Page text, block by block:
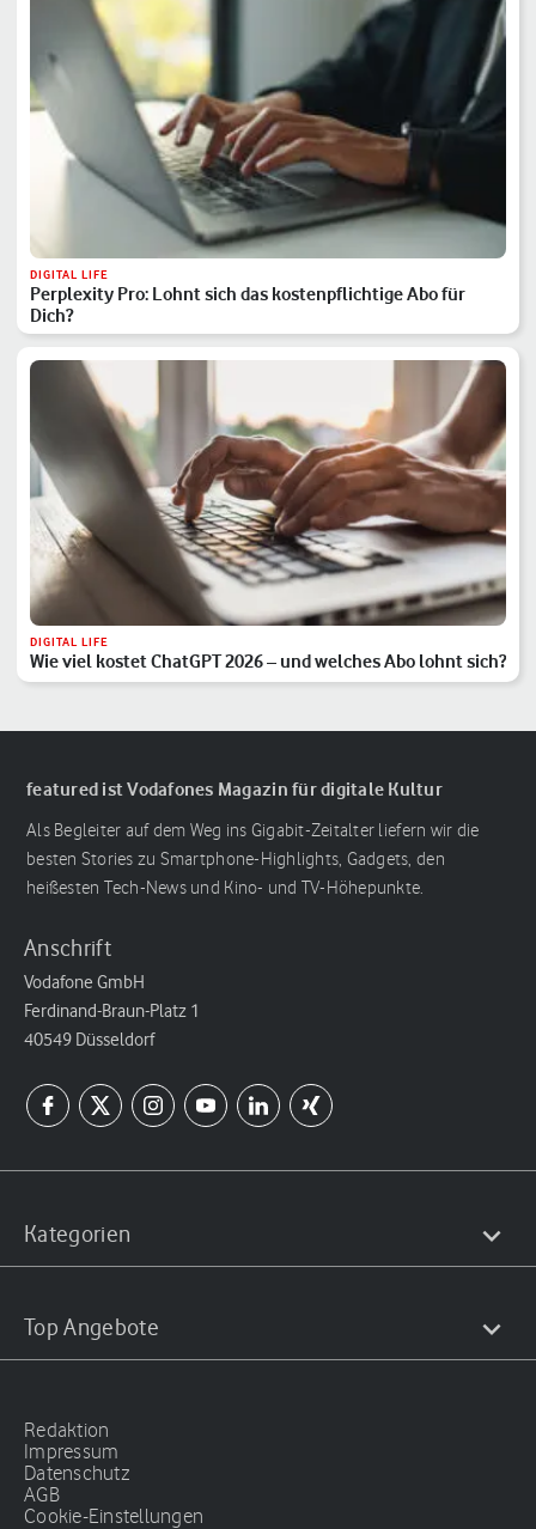
DIGITAL LIFE
Perplexity Pro: Lohnt sich das kostenpflichtige Abo für
Dich?
DIGITAL LIFE
Wie viel kostet ChatGPT 2026 – und welches Abo lohnt sich?
featured ist Vodafones Magazin für digitale Kultur
Als Begleiter auf dem Weg ins Gigabit-Zeitalter liefern wir die
besten Stories zu Smartphone-Highlights, Gadgets, den
heißesten Tech-News und Kino- und TV-Höhepunkte.
Anschrift
Vodafone GmbH
Ferdinand-Braun-Platz 1
40549 Düsseldorf
Kategorien
Top Angebote
Redaktion
Impressum
Datenschutz
AGB
Cookie-Einstellungen